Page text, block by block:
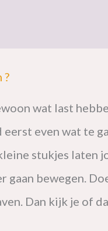
?
wat last
even wat te
stukjes laten
gaan bewegen.
Dan kijk je of